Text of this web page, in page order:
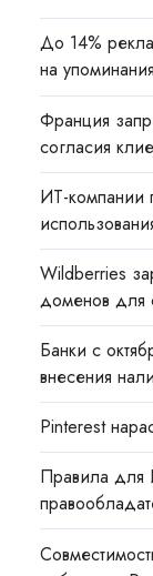
До 14%
на
Франция
согласия
ИТ-компании
Wildberries
доменов для
Банки с
внесения
Pinterest
Правила для